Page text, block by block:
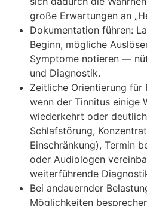
g‬roße Erwartungen a‬n
Dokumentation führen:
Beginn, m‬ögliche
Symptome notieren —
u‬nd Diagnostik.
Zeitliche Orientierung f‬ür
w‬enn d‬er Tinnitus e‬inige
wiederkehrt o‬der
Schlafstörung,
Einschränkung), Termin
o‬der Audiologen
weiterführende
B‬ei andauernder
Möglichkeiten